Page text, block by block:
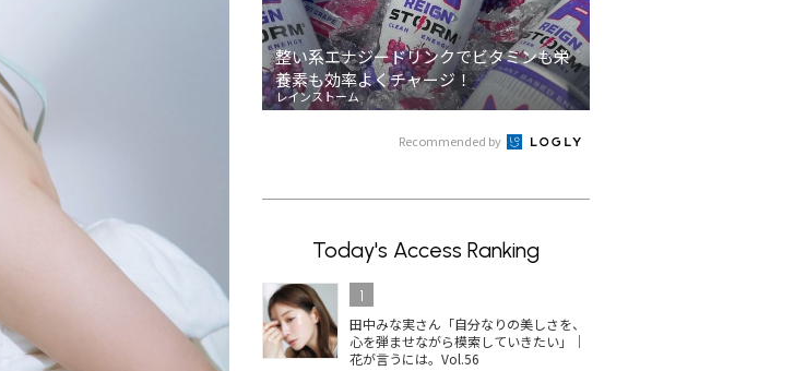
整い系エナジードリンクでビタミンも栄
養素も効率よくチャージ！
レインストーム
Recommended by
Today's Access Ranking
1
田中みな実さん「自分なりの美しさを、
心を弾ませながら模索していきたい」｜
花が言うには。Vol.56